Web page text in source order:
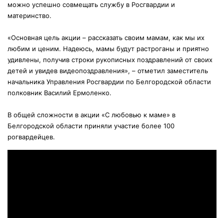
можно успешно совмещать службу в Росгвардии и
материнство.
«Основная цель акции – рассказать своим мамам, как мы их
любим и ценим. Надеюсь, мамы будут растроганы и приятно
удивлены, получив строки рукописных поздравлений от своих
детей и увидев видеопоздравления», – отметил заместитель
начальника Управления Росгвардии по Белгородской области
полковник Василий Ермоленко.
В общей сложности в акции «С любовью к маме» в
Белгородской области приняли участие более 100
рогвардейцев.